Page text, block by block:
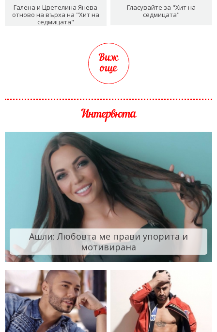
Галена и Цветелина Янева
отново на върха на "Хит на
седмицата"
Гласувайте за "Хит на
седмицата"
Виж
още
Интервюта
Ашли: Любовта ме прави упорита и
мотивирана